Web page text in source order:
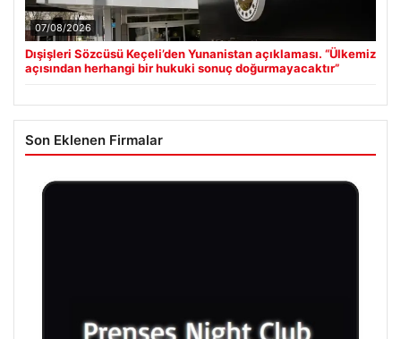
07/08/2026
Dışişleri Sözcüsü Keçeli’den Yunanistan açıklaması. “Ülkemiz
açısından herhangi bir hukuki sonuç doğurmayacaktır”
Son Eklenen Firmalar